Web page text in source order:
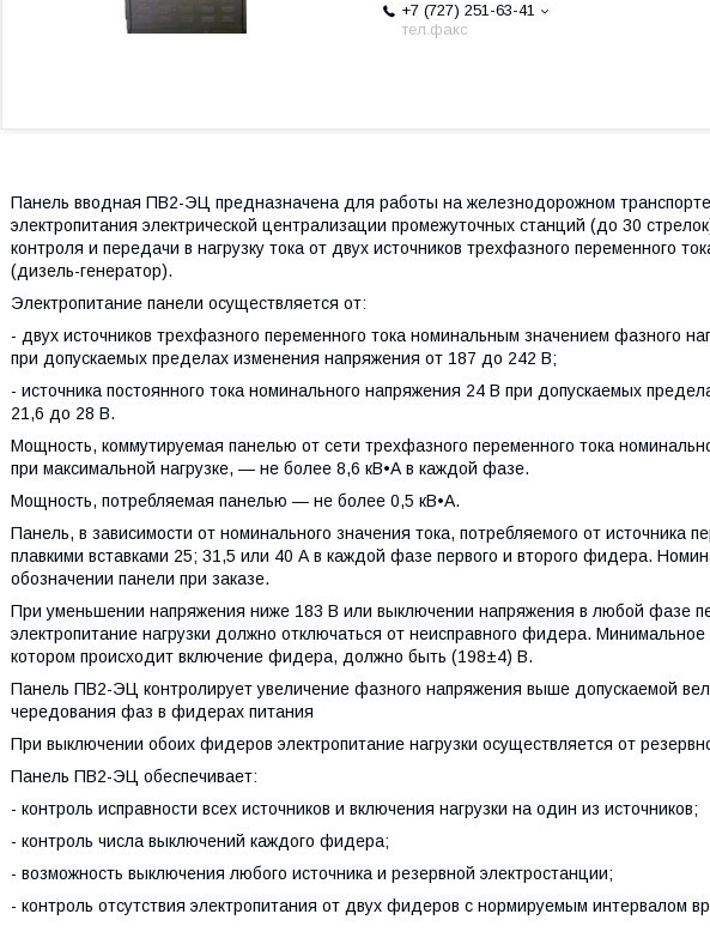
+7 (727) 251-63-41
тел.факс
Панель вводная ПВ2-ЭЦ предназначена для работы на железнодорожном транспорте
электропитания электрической централизации промежуточных станций (до 30
контроля и передачи в нагрузку тока от двух источников трехфазного переменного
(дизель-генератор).
Электропитание панели осуществляется от:
- двух источников трехфазного переменного тока номинальным значением фазного
при допускаемых пределах изменения напряжения от 187 до 242 В;
- источника постоянного тока номинального напряжения 24 В при допускаемых
21,6 до 28 В.
Мощность, коммутируемая панелью от сети трехфазного переменного тока
при максимальной нагрузке, — не более 8,6 кВ•А в каждой фазе.
Мощность, потребляемая панелью — не более 0,5 кВ•А.
Панель, в зависимости от номинального значения тока, потребляемого от источника
плавкими вставками 25; 31,5 или 40 А в каждой фазе первого и второго фидера.
обозначении панели при заказе.
При уменьшении напряжения ниже 183 В или выключении напряжения в любой фазе
электропитание нагрузки должно отключаться от неисправного фидера.
котором происходит включение фидера, должно быть (198±4) В.
Панель ПВ2-ЭЦ контролирует увеличение фазного напряжения выше допускаемой
чередования фаз в фидерах питания
При выключении обоих фидеров электропитание нагрузки осуществляется от
Панель ПВ2-ЭЦ обеспечивает:
- контроль исправности всех источников и включения нагрузки на один из источников;
- контроль числа выключений каждого фидера;
- возможность выключения любого источника и резервной электростанции;
- контроль отсутствия электропитания от двух фидеров с нормируемым интервалом